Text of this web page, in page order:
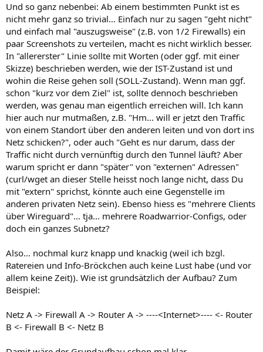
Und so ganz nebenbei: Ab einem bestimmten Punkt ist es
nicht mehr ganz so trivial... Einfach nur zu sagen "geht nicht"
und einfach mal "auszugsweise" (z.B. von 1/2 Firewalls) ein
paar Screenshots zu verteilen, macht es nicht wirklich besser.
In "allererster" Linie sollte mit Worten (oder ggf. mit einer
Skizze) beschrieben werden, wie der IST-Zustand ist und
wohin die Reise gehen soll (SOLL-Zustand). Wenn man ggf.
schon "kurz vor dem Ziel" ist, sollte dennoch beschrieben
werden, was genau man eigentlich erreichen will. Ich kann
hier auch nur mutmaßen, z.B. "Hm... will er jetzt den Traffic
von einem Standort über den anderen leiten und von dort ins
Netz schicken?", oder auch "Geht es nur darum, dass der
Traffic nicht durch vernünftig durch den Tunnel läuft? Aber
warum spricht er dann "später" von "externen" Adressen"
(curl/wget an dieser Stelle heisst noch lange nicht, dass Du
mit "extern" sprichst, könnte auch eine Gegenstelle im
anderen privaten Netz sein). Ebenso hiess es "mehrere Clients
über Wireguard"... tja... mehrere Roadwarrior-Configs, oder
doch ein ganzes Subnetz?
Also... nochmal kurz knapp und knackig (weil ich bzgl.
Ratereien und Info-Bröckchen auch keine Lust habe (und vor
allem keine Zeit)). Wie ist grundsätzlich der Aufbau? Zum
Beispiel:
Netz A -> Firewall A -> Router A -> ----<Internet>---- <- Router
B <- Firewall B <- Netz B